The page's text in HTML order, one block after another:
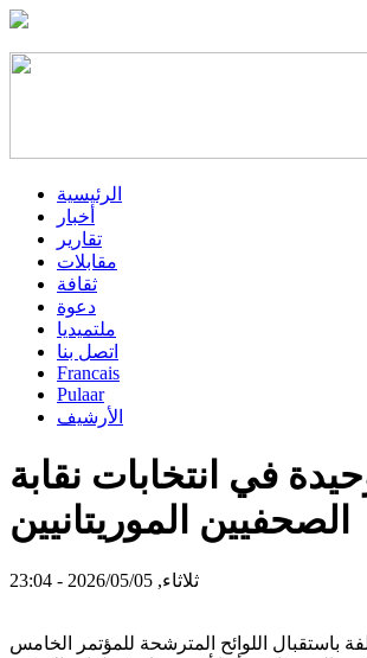
الرئيسية
أخبار
تقارير
مقابلات
ثقافة
دعوة
ملتميديا
اتصل بنا
Francais
Pulaar
الأرشيف
في انتخابات نقابة
الصحفيين الموريتانيين
ثلاثاء, 2026/05/05 - 23:04
باستقبال اللوائح المترشحة للمؤتمر الخامس